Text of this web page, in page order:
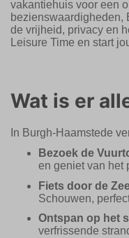
vakantiehuis voor een
bezienswaardigheden,
de vrijheid, privacy en
Leisure Time en start
Wat is er
In Burgh-Haamstede
Bezoek de
en geniet van het
Fiets door de
Schouwen,
Ontspan op het
verfrissende